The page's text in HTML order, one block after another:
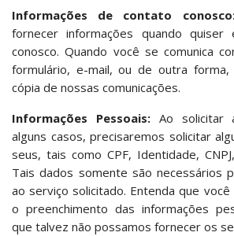
Informações de contato
fornecer informações quando
conosco. Quando você se comunica
formulário, e-mail, ou de outra forma,
cópia de nossas comunicações.
Informações Pessoais:Ao solicitar
alguns casos, precisaremos solicitar
seus, tais como CPF, Identidade,
Tais dados somente são necessários
ao serviço solicitado. Entenda que
o preenchimento das informações
que talvez não possamos fornecer os